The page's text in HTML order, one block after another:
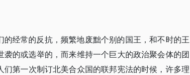
经常的反抗，频繁地废黜个别的国王，和不时的王
的或选举的，而来维持一个巨大的政治聚会体的团
第一次制订北美合众国的联邦宪法的时候，许多理